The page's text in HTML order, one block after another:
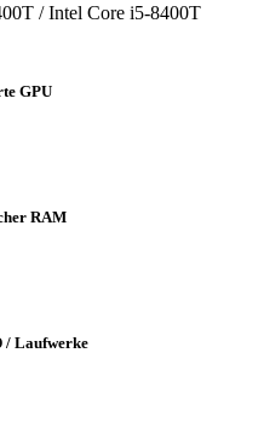
/ Intel Core i5-8400T
GPU
RAM
/ Laufwerke